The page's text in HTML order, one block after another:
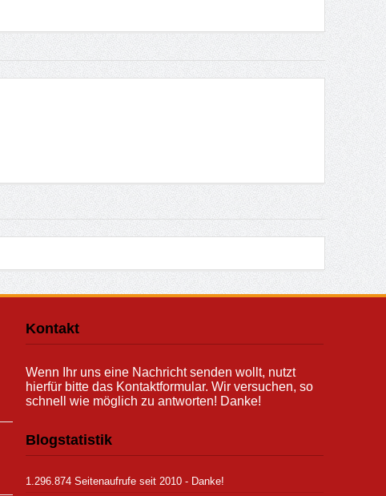
Kontakt
Wenn Ihr uns eine Nachricht senden wollt, nutzt
hierfür bitte das Kontaktformular. Wir versuchen, so
schnell wie möglich zu antworten! Danke!
Blogstatistik
1.296.874 Seitenaufrufe seit 2010 - Danke!